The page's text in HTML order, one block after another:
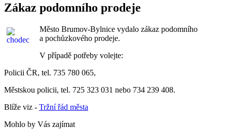
Zákaz podomního prodeje
Město Brumov-Bylnice vydalo zákaz podomního
a pochůzkového prodeje.
V případě potřeby volejte:
Policii ČR, tel. 735 780 065,
Městskou policii, tel. 725 323 031 nebo 734 239 408.
Blíže viz - Tržní řád města
Mohlo by Vás zajímat